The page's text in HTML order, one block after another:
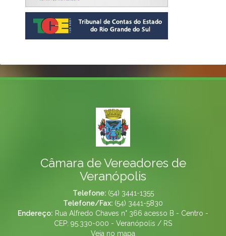
Câmara de Vereadores de
Veranópolis
Telefone: (54) 3441-1355
Telefone/Fax: (54) 3441-5830
Endereço: Rua Alfredo Chaves n° 366 acesso B - Centro -
CEP: 95.330-000 - Veranópolis / RS
Veja no mapa